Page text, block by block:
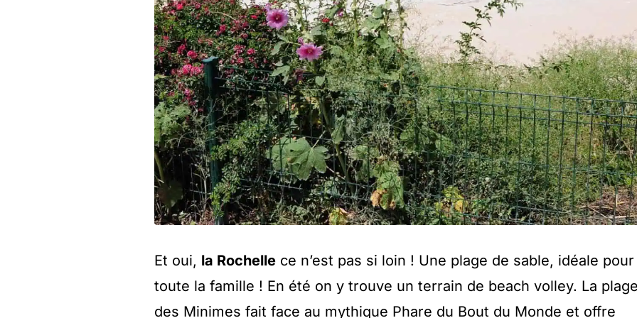
Et oui, la Rochelle ce n’est pas si loin ! Une plage de sable, idéale pour
toute la famille ! En été on y trouve un terrain de beach volley. La
des Minimes fait face au mythique Phare du Bout du Monde et offre